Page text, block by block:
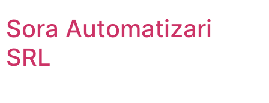
conținut
Sora Automatizari
SRL